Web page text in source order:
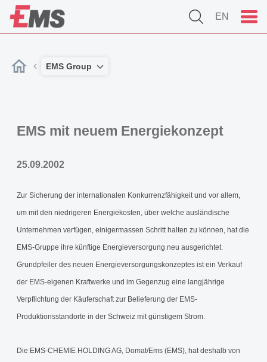
EN
EMS Group
EMS mit neuem Energiekonzept
25.09.2002
Zur Sicherung der internationalen Konkurrenzfähigkeit und vor allem,
um mit den niedrigeren Energiekosten, über welche ausländische
Unternehmen verfügen, einigermassen Schritt halten zu können, hat die
EMS-Gruppe ihre künftige Energieversorgung neu ausgerichtet.
Grundpfeiler des neuen Energieversorgungskonzeptes ist ein Verkauf
der EMS-eigenen Kraftwerke und im Gegenzug eine langjährige
Verpflichtung der Käuferschaft zur Belieferung der EMS-
Produktionsstandorte in der Schweiz mit günstigem Strom.
Die EMS-CHEMIE HOLDING AG, Domat/Ems (EMS), hat deshalb von